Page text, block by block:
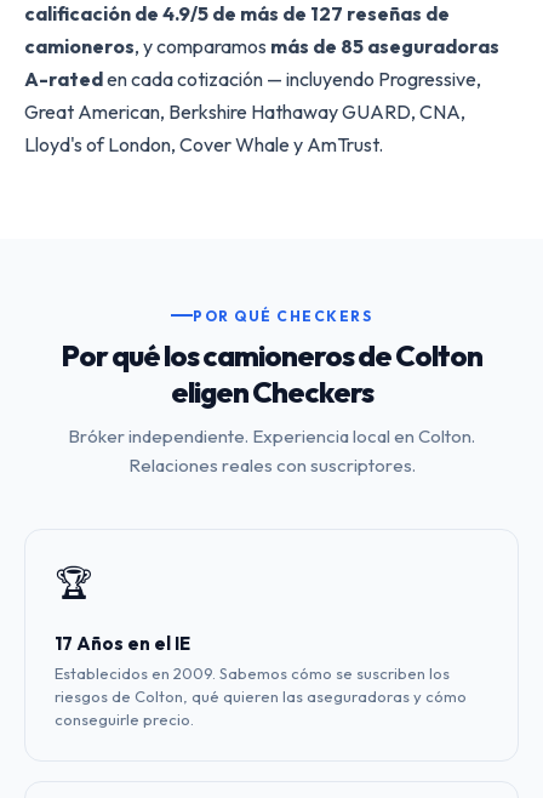
calificación de 4.9/5 de más de 127 reseñas de
camioneros, y comparamos más de 85 aseguradoras
A-rateden cada cotización — incluyendo Progressive,
Great American, Berkshire Hathaway GUARD, CNA,
Lloyd's of London, Cover Whale y AmTrust.
POR QUÉ CHECKERS
Por qué los camioneros de Colton
eligen Checkers
Bróker independiente. Experiencia local en Colton.
Relaciones reales con suscriptores.
🏆
17 Años en el IE
Establecidos en 2009. Sabemos cómo se suscriben los
riesgos de Colton, qué quieren las aseguradoras y cómo
conseguirle precio.